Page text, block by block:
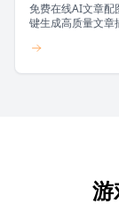
免费在线AI文章配
键生成高质量文章
游